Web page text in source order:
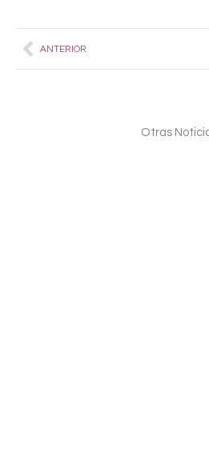
PrevANTERIOR
Otras